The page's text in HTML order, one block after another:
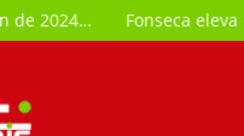
Tirante vuelve a sacudir Montreal y deja al campeón de 2024 fuera del torneo